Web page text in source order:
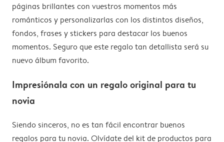
páginas brillantes con vuestros momentos más
románticos y personalizarlas con los distintos diseños,
fondos, frases y stickers para destacar los buenos
momentos. Seguro que este regalo tan detallista será su
nuevo álbum favorito.
Impresiónala con un regalo original para tu
novia
Siendo sinceros, no es tan fácil encontrar buenos
regalos para tu novia. Olvídate del kit de productos para